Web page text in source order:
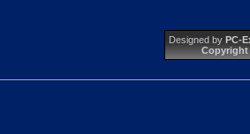
Designed by PC-
Copyright